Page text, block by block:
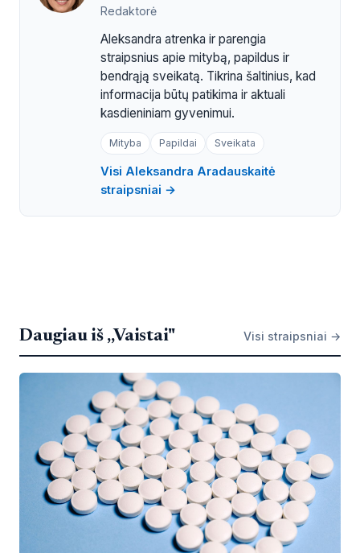
Redaktorė
Aleksandra atrenka ir parengia
straipsnius apie mitybą, papildus ir
bendrąją sveikatą. Tikrina šaltinius, kad
informacija būtų patikima ir aktuali
kasdieniniam gyvenimui.
Mityba Papildai Sveikata
Visi Aleksandra Aradauskaitė
straipsniai →
Daugiau iš „Vaistai" Visi straipsniai →